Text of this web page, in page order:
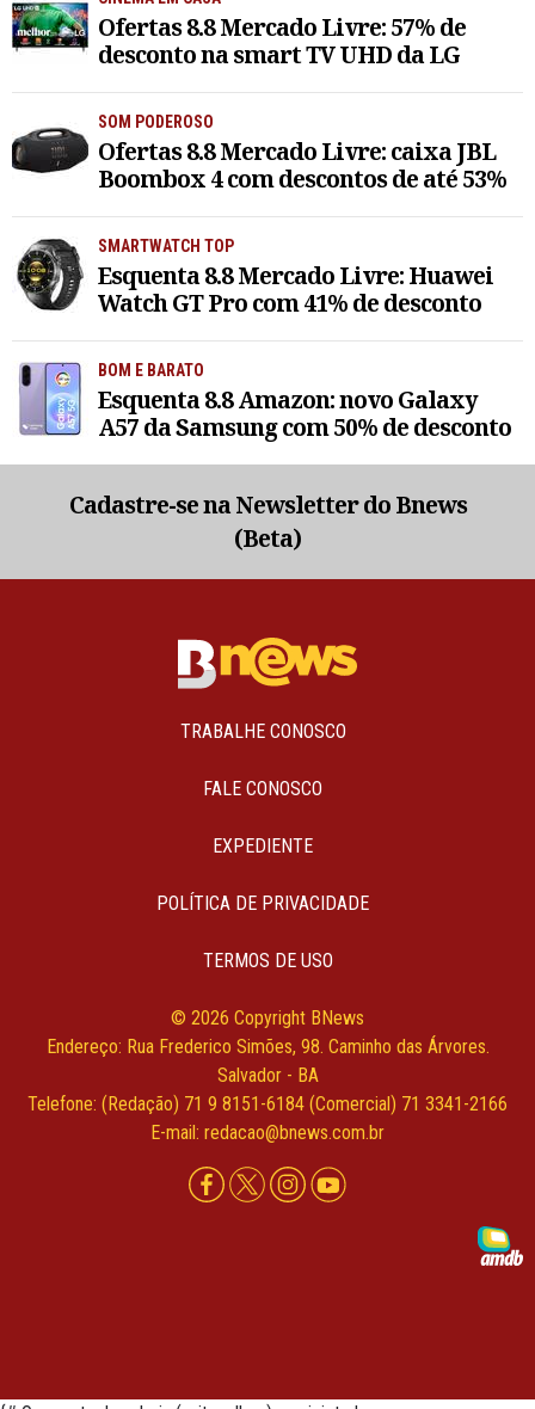
Ofertas 8.8 Mercado Livre: 57% de
desconto na smart TV UHD da LG
SOM PODEROSO
Ofertas 8.8 Mercado Livre: caixa JBL
Boombox 4 com descontos de até 53%
SMARTWATCH TOP
Esquenta 8.8 Mercado Livre: Huawei
Watch GT Pro com 41% de desconto
BOM E BARATO
Esquenta 8.8 Amazon: novo Galaxy
A57 da Samsung com 50% de desconto
Cadastre-se na Newsletter do Bnews
(Beta)
TRABALHE CONOSCO
FALE CONOSCO
EXPEDIENTE
POLÍTICA DE PRIVACIDADE
TERMOS DE USO
© 2026 Copyright BNews
Endereço: Rua Frederico Simões, 98. Caminho das Árvores.
Salvador - BA
Telefone: (Redação) 71 9 8151-6184 (Comercial) 71 3341-2166
E-mail: redacao@bnews.com.br